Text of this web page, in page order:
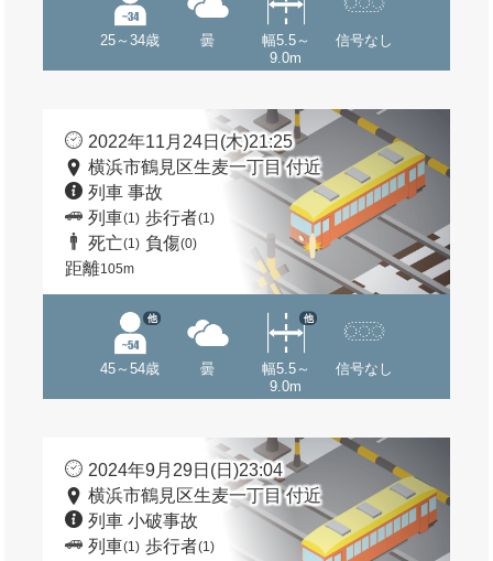
25～34歳 曇
幅5.5～
9.0m
信号なし
2022年11月24日(木)21:25
横浜市鶴見区生麦一丁目 付近
列車 事故
列車(1) 歩行者(1)
死亡(1) 負傷(0)
距離105m
45～54歳
他
曇
幅5.5～
9.0m
他
信号なし
2024年9月29日(日)23:04
横浜市鶴見区生麦一丁目 付近
列車 小破事故
列車(1) 歩行者(1)